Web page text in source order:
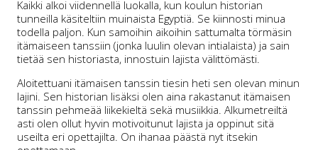
Kaikki alkoi viidennellä luokalla, kun koulun historian
tunneilla käsiteltiin muinaista Egyptiä. Se kiinnosti minua
todella paljon. Kun samoihin aikoihin sattumalta törmäsin
itämaiseen tanssiin (jonka luulin olevan intialaista) ja sain
tietää sen historiasta, innostuin lajista välittömästi.
Aloitettuani itämaisen tanssin tiesin heti sen olevan minun
lajini. Sen historian lisäksi olen aina rakastanut itämaisen
tanssin pehmeää liikekieltä sekä musiikkia. Alkumetreiltä
asti olen ollut hyvin motivoitunut lajista ja oppinut sitä
useilta eri opettajilta. On ihanaa päästä nyt itsekin